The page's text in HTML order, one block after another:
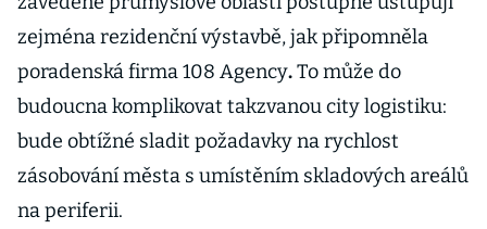
zejména rezidenční výstavbě, jak připomněla
poradenská firma 108 Agency.To může do
budoucna komplikovat takzvanou city logistiku:
bude obtížné sladit požadavky na rychlost
zásobování města s umístěním skladových areálů
na periferii.